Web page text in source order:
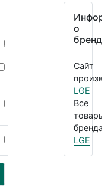
о
Сайт
LGE
Все
LGE